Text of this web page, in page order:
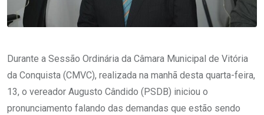
Durante a Sessão Ordinária da Câmara Municipal de Vitória
da Conquista (CMVC), realizada na manhã desta quarta-feira,
13, o vereador Augusto Cândido (PSDB) iniciou o
pronunciamento falando das demandas que estão sendo